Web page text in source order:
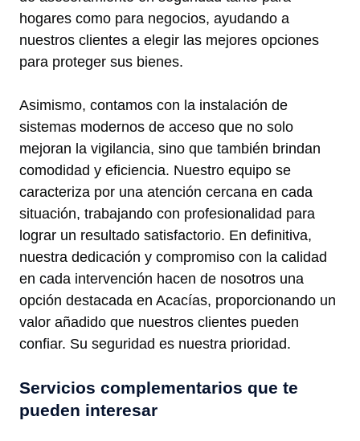
hogares como para negocios, ayudando a
nuestros clientes a elegir las mejores opciones
para proteger sus bienes.
Asimismo, contamos con la instalación de
sistemas modernos de acceso que no solo
mejoran la vigilancia, sino que también brindan
comodidad y eficiencia. Nuestro equipo se
caracteriza por una atención cercana en cada
situación, trabajando con profesionalidad para
lograr un resultado satisfactorio. En definitiva,
nuestra dedicación y compromiso con la calidad
en cada intervención hacen de nosotros una
opción destacada en Acacías, proporcionando un
valor añadido que nuestros clientes pueden
confiar. Su seguridad es nuestra prioridad.
Servicios complementarios que te
pueden interesar